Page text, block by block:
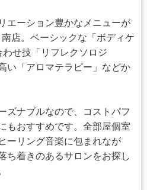
エーション豊かなメニューが
店。ベーシックな「ボディケ
せ技「リフレクソロジ
い「アロマテラピー」などか
ズナブルなので、コストパフ
もおすすめです。全部屋個室
ーリング音楽に包まれなが
ち着きのあるサロンをお探し